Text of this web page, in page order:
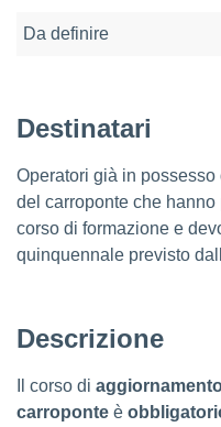
Da definire
Destinatari
Operatori già in
del carroponte che hanno
corso di formazione e
quinquennale previsto
Descrizione
Il corso di
carroponte è